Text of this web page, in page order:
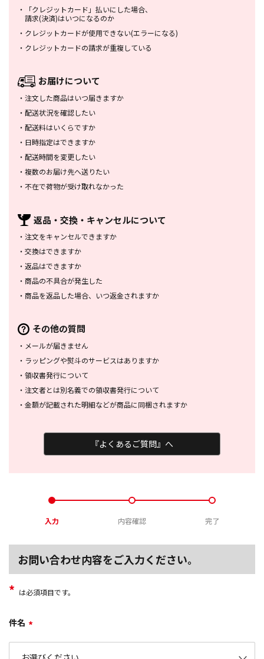
・
「クレジットカード」払いにした場合、
請求(決済)はいつになるのか
・ クレジットカードが使用できない(エラーになる)
・ クレジットカードの請求が重複している
お届けについて
・ 注文した商品はいつ届きますか
・ 配送状況を確認したい
・ 配送料はいくらですか
・ 日時指定はできますか
・ 配送時間を変更したい
・ 複数のお届け先へ送りたい
・ 不在で荷物が受け取れなかった
返品・交換・ キャンセルについて
・ 注文をキャンセルできますか
・ 交換はできますか
・ 返品はできますか
・ 商品の不具合が発生した
・ 商品を返品した場合、 いつ返金されますか
その他の質問
・ メールが届きません
・ ラッピングや熨斗のサービスはありますか
・ 領収書発行について
・ 注文者とは別名義での領収書発行について
・ 金額が記載された明細などが商品に同梱されますか
『よくあるご質問』へ
入力 内容確認 完了
お問い合わせ内容をご入力ください。
* は必須項目です。
件名 *